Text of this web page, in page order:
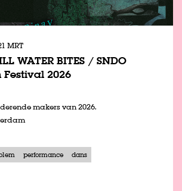
WATER BITES / SNDO
2026
MRT
makers van 2026.
performance dans